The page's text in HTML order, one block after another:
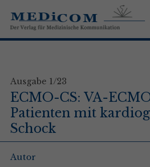
Ausgabe 1/23
ECMO-CS: VA-
Patienten mit
Schock
Autor